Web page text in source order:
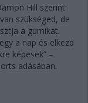
Hill szerint:
szükséged, de
a gumikat.
a nap és elkezd
képesek” –
adásában.